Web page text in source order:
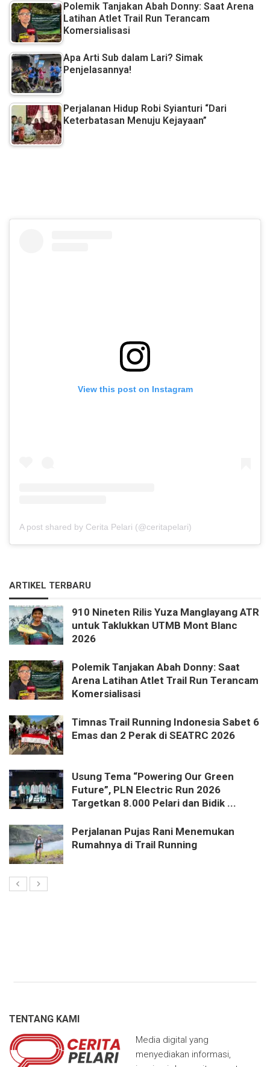
Polemik Tanjakan Abah Donny: Saat Arena
Latihan Atlet Trail Run Terancam
Komersialisasi
Apa Arti Sub dalam Lari? Simak
Penjelasannya!
Perjalanan Hidup Robi Syianturi “Dari
Keterbatasan Menuju Kejayaan”
View this post on Instagram
A post shared by Cerita Pelari (@ceritapelari)
ARTIKEL TERBARU
910 Nineten Rilis Yuza Manglayang ATR
untuk Taklukkan UTMB Mont Blanc
2026
Polemik Tanjakan Abah Donny: Saat
Arena Latihan Atlet Trail Run Terancam
Komersialisasi
Timnas Trail Running Indonesia Sabet 6
Emas dan 2 Perak di SEATRC 2026
Usung Tema “Powering Our Green
Future”, PLN Electric Run 2026
Targetkan 8.000 Pelari dan Bidik ...
Perjalanan Pujas Rani Menemukan
Rumahnya di Trail Running
TENTANG KAMI
Media digital yang
menyediakan informasi,